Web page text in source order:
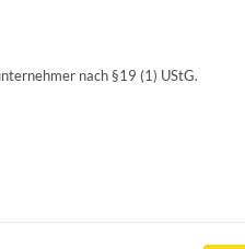
nach §19 (1) UStG.